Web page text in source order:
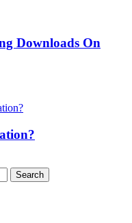
Downloads On
Search